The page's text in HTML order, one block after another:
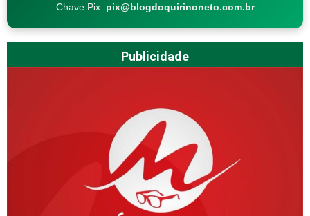
Chave Pix: pix@blogdoquirinoneto.com.br
Publicidade